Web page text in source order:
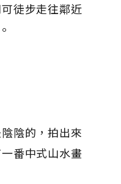
徒步走往鄰近
陰的，拍出來
番中式山水畫